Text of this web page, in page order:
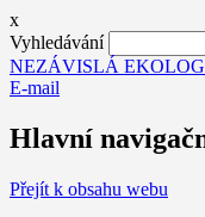
x
Vyhledávání
NEZÁVISLÁ
E-mail
Hlavní
Přejít k obsahu webu